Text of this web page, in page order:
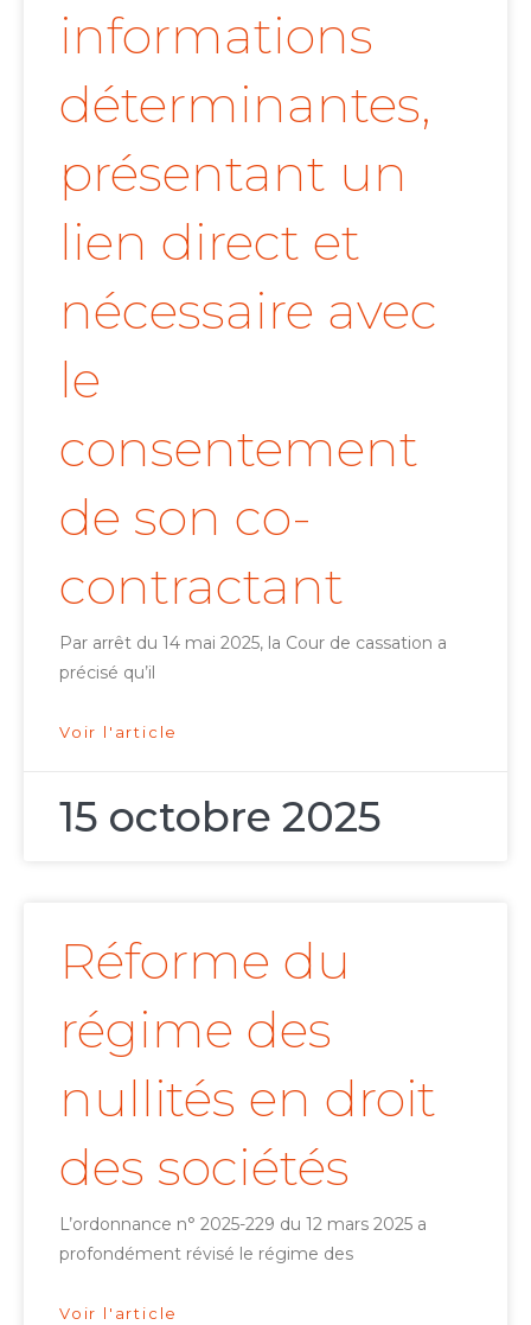
informations
déterminantes,
présentant un
lien direct et
nécessaire avec
le
consentement
de son co-
contractant
Par arrêt du 14 mai 2025, la Cour de cassation a
précisé qu’il
Voir l'article
15 octobre 2025
Réforme du
régime des
nullités en droit
des sociétés
L’ordonnance n° 2025-229 du 12 mars 2025 a
profondément révisé le régime des
Voir l'article